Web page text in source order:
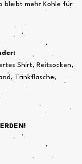
bleibt mehr Kohle für
Shirt, Reitsocken,
Trinkflasche,